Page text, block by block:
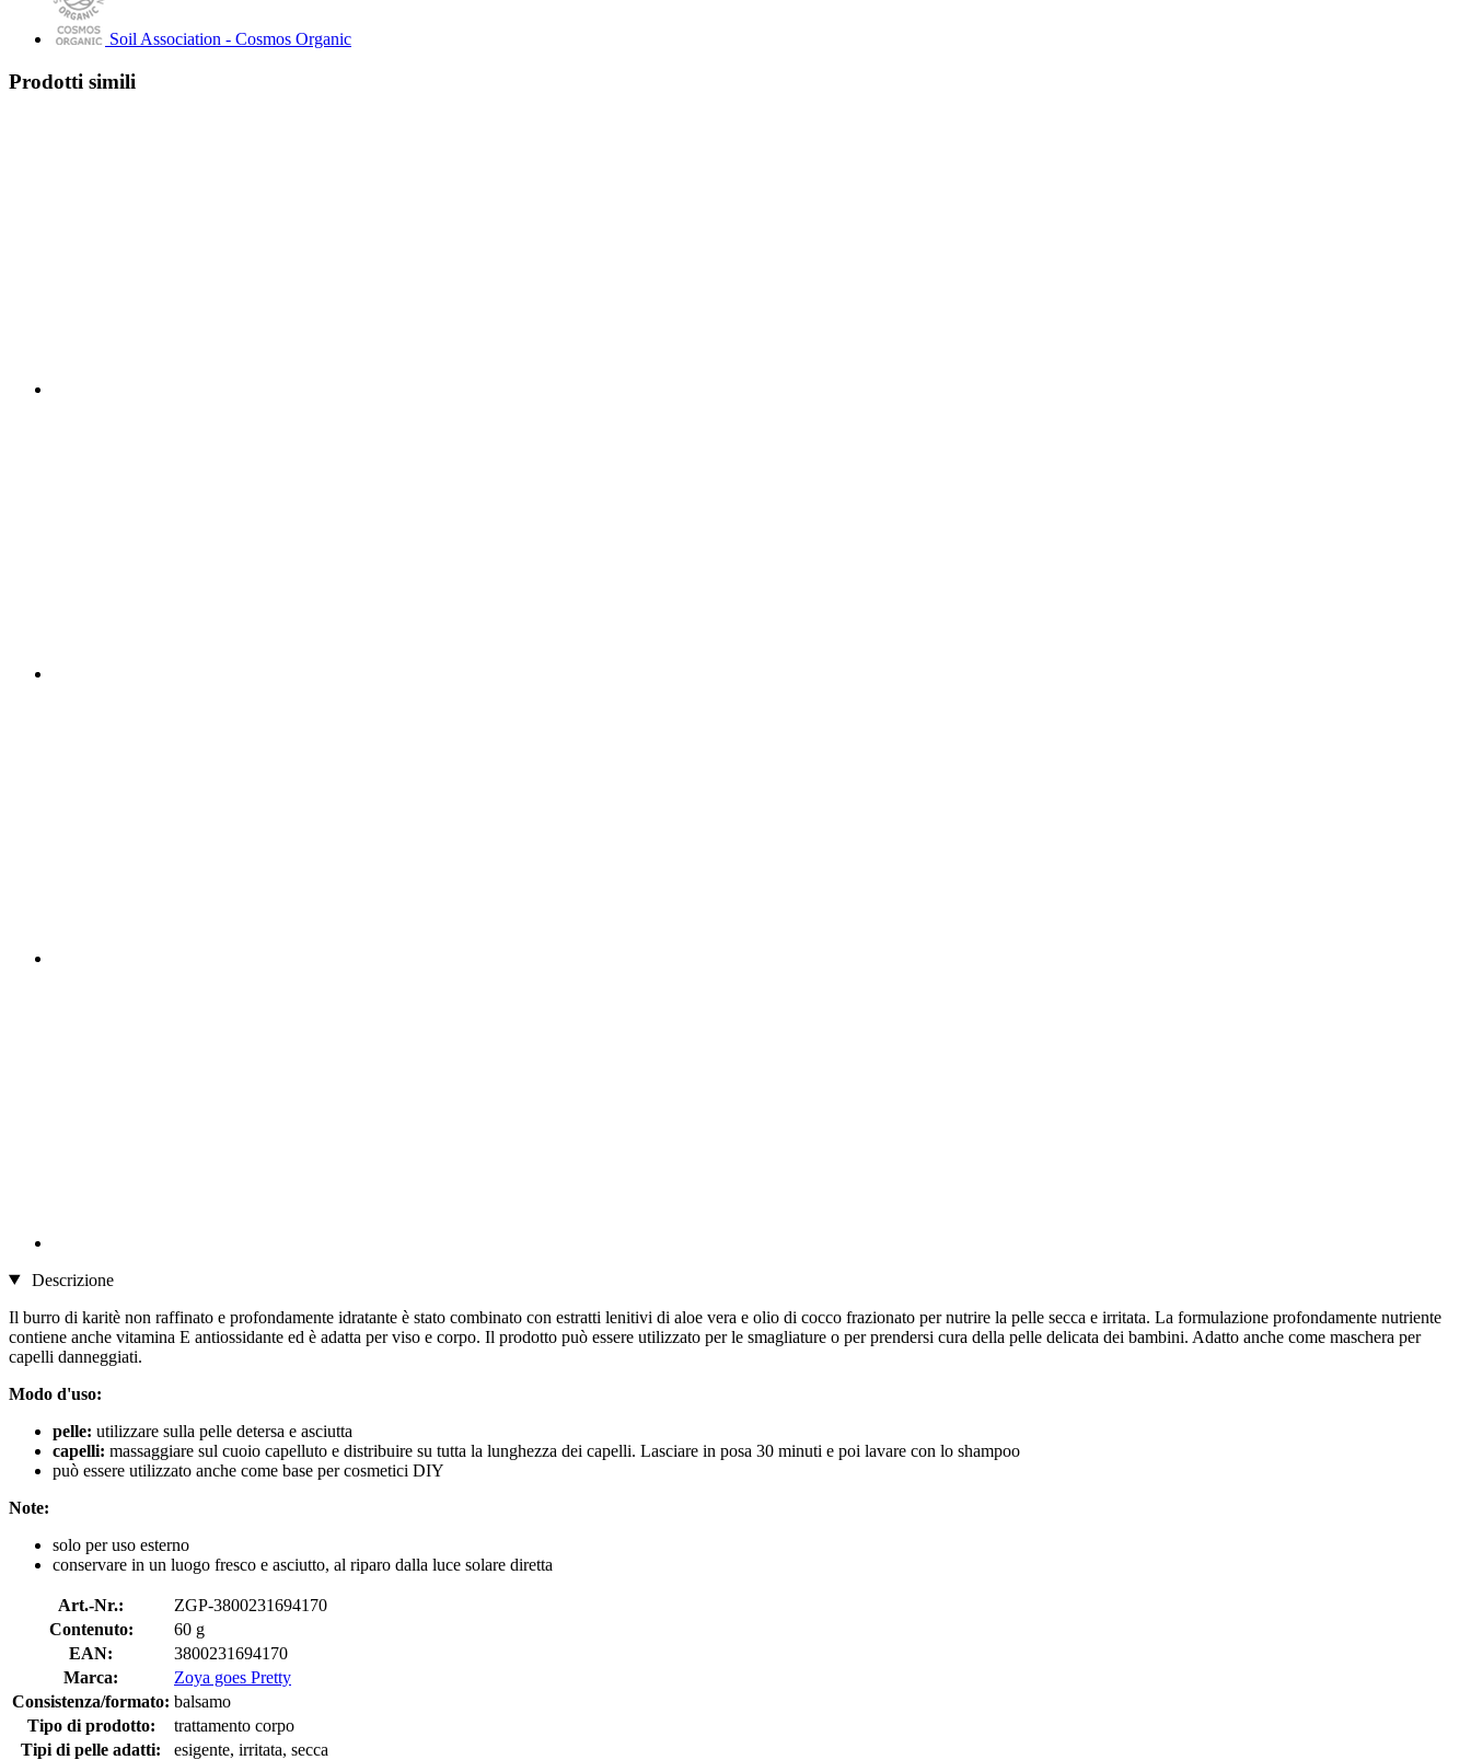
Soil Association - Cosmos Organic
Prodotti simili
Descrizione
Il burro di karitè non raffinato e profondamente idratante è stato combinato con estratti lenitivi di aloe vera e olio di cocco frazionato per nutrire la pelle secca e irritata. La formulazione profondamente nutriente
contiene anche vitamina E antiossidante ed è adatta per viso e corpo. Il prodotto può essere utilizzato per le smagliature o per prendersi cura della pelle delicata dei bambini. Adatto anche come maschera per
capelli danneggiati.
Modo d'uso:
pelle: utilizzare sulla pelle detersa e asciutta
capelli: massaggiare sul cuoio capelluto e distribuire su tutta la lunghezza dei capelli. Lasciare in posa 30 minuti e poi lavare con lo shampoo
può essere utilizzato anche come base per cosmetici DIY
Note:
solo per uso esterno
conservare in un luogo fresco e asciutto, al riparo dalla luce solare diretta
Art.-Nr.:
ZGP-3800231694170
Contenuto:
60 g
EAN:
3800231694170
Marca:
Zoya goes Pretty
Consistenza/formato: balsamo
Tipo di prodotto:
trattamento corpo
Tipi di pelle adatti:
esigente, irritata, secca